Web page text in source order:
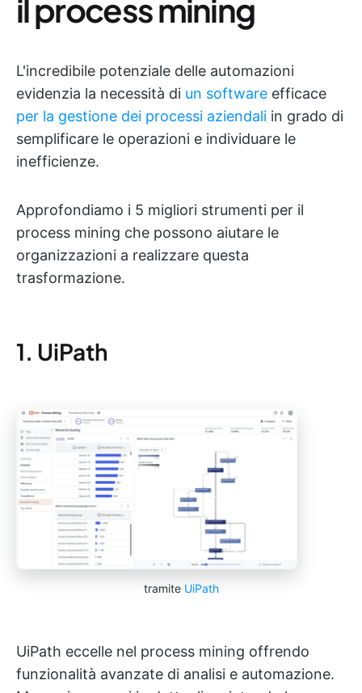
il process mining
L'incredibile potenziale delle automazioni
evidenzia la necessità di un software efficace
per la gestione dei processi aziendali in grado di
semplificare le operazioni e individuare le
inefficienze.
Approfondiamo i 5 migliori strumenti per il
process mining che possono aiutare le
organizzazioni a realizzare questa
trasformazione.
1. UiPath
tramite UiPath
UiPath eccelle nel process mining offrendo
funzionalità avanzate di analisi e automazione.